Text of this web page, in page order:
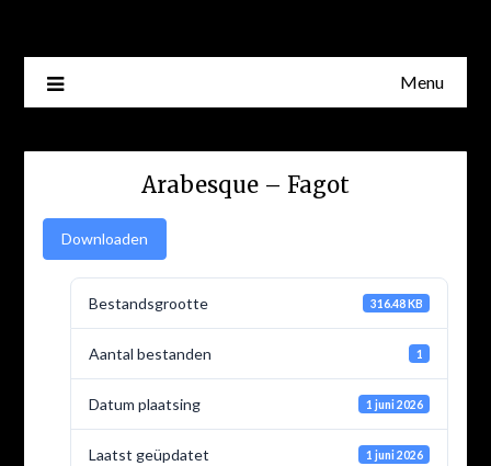
Menu
Arabesque – Fagot
Downloaden
Bestandsgrootte 316.48 KB
Aantal bestanden 1
Datum plaatsing 1 juni 2026
Laatst geüpdatet 1 juni 2026